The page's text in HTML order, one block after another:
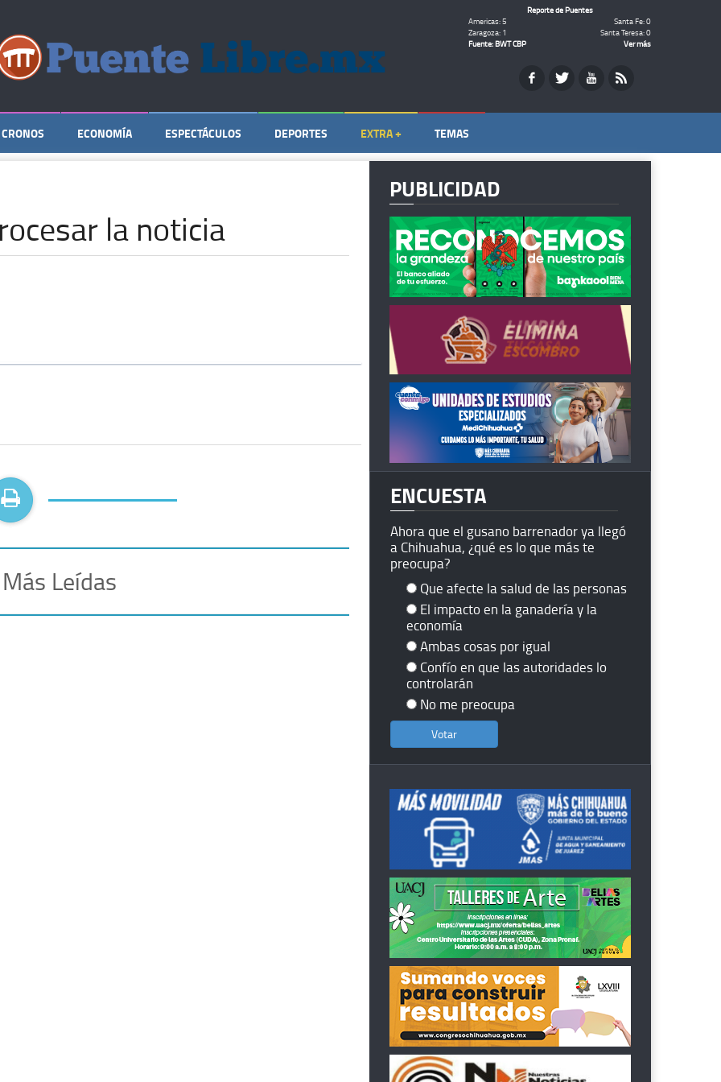
Reporte de Puentes
Americas: 5
Santa Fe: 0
Zaragoza: 1
Santa Teresa: 0
Fuente: BWT CBP
Ver más
CRONOS ECONOMÍA ESPECTÁCULOS DEPORTES EXTRA + TEMAS
la noticia
Leídas
PUBLICIDAD
ENCUESTA
Ahora que el gusano barrenador ya llegó
a Chihuahua, ¿qué es lo que más te
preocupa?
Que afecte la salud de las personas
El impacto en la ganadería y la
economía
Ambas cosas por igual
Confío en que las autoridades lo
controlarán
No me preocupa